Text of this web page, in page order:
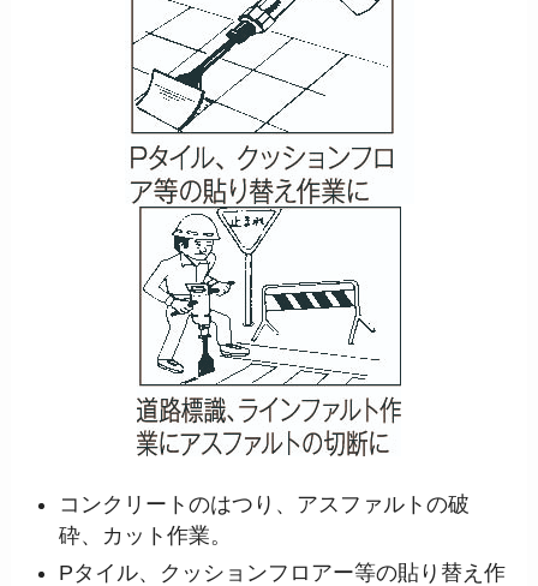
コンクリートのはつり、アスファルトの破
砕、カット作業。
Pタイル、クッションフロアー等の貼り替え作